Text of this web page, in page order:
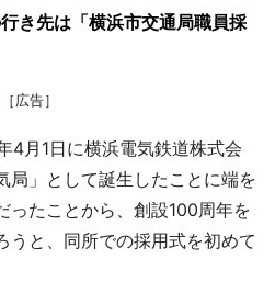
き先は「横浜市交通局職員採
［広告］
4月1日に横浜電気鉄道株式会
局」として誕生したことに端を
ったことから、創設100周年を
うと、同所での採用式を初めて